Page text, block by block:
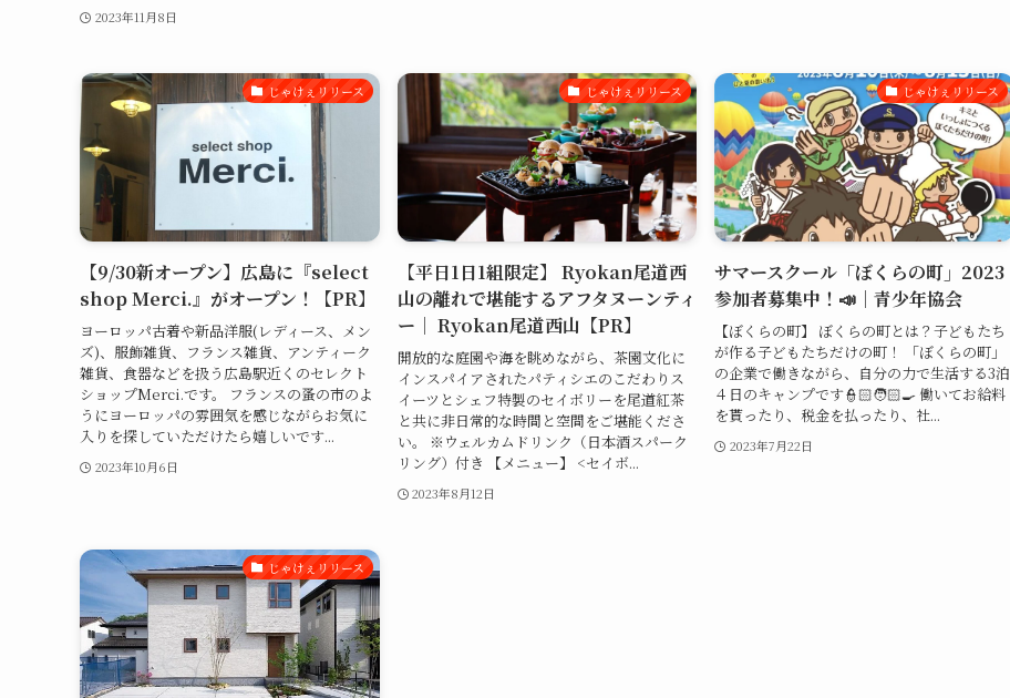
2023年11月8日
じゃけぇリリース
【9/30新オープン】広島に『select
shop Merci.』がオープン！【PR】
ヨーロッパ古着や新品洋服(レディース、メン
ズ)、服飾雑貨、フランス雑貨、アンティーク
雑貨、食器などを扱う広島駅近くのセレクト
ショップMerci.です。 フランスの蚤の市のよ
うにヨーロッパの雰囲気を感じながらお気に
入りを探していただけたら嬉しいです...
2023年10月6日
じゃけぇリリース
【平日1日1組限定】 Ryokan尾道西
山の離れで堪能するアフタヌーンティ
ー｜ Ryokan尾道西山【PR】
開放的な庭園や海を眺めながら、茶園文化に
インスパイアされたパティシエのこだわりス
イーツとシェフ特製のセイボリーを尾道紅茶
と共に非日常的な時間と空間をご堪能くださ
い。 ※ウェルカムドリンク（日本酒スパーク
リング）付き 【メニュー】 <セイボ...
2023年8月12日
じゃけぇリリース
サマースクール「ぼくらの町」2023
参加者募集中！📣｜青少年協会
【ぼくらの町】 ぼくらの町とは？子どもたち
が作る子どもたちだけの町！ 「ぼくらの町」
の企業で働きながら、自分の力で生活する3泊
４日のキャンプです👮🏻🧑🏻‍🍳 働いてお給料
を貰ったり、税金を払ったり、社...
2023年7月22日
じゃけぇリリース